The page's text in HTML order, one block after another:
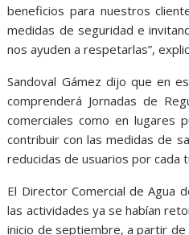
beneficios para nuestros
medidas de seguridad e
nos ayuden a respetarlas”,
Sandoval Gámez dijo que en
comprenderá Jornadas de
comerciales como en lugares
contribuir con las medidas de
reducidas de usuarios por cada
El Director Comercial de Agua
las actividades ya se habían
inicio de septiembre, a partir